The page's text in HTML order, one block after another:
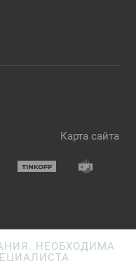
Карта сайта
НЕОБХОДИМА